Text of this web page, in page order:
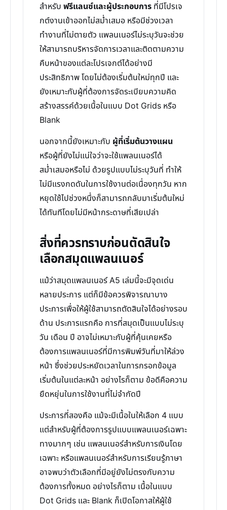
สำหรับ ฟรีแลนซ์และผู้ประกอบการ ที่มีโปรเจ
กต์งานเข้าออกไม่สม่ำเสมอ หรือมีช่วงเวลา
ทำงานที่ไม่ตายตัว แพลนเนอร์ไม่ระบุวันจะช่วย
ให้สามารถบริหารจัดการเวลาและติดตามความ
คืบหน้าของแต่ละโปรเจกต์ได้อย่างมี
ประสิทธิภาพ โดยไม่ต้องเริ่มต้นใหม่ทุกปี และ
ยังเหมาะกับผู้ที่ต้องการจัดระเบียบความคิด
สร้างสรรค์ด้วยเนื้อในแบบ Dot Grids หรือ
Blank
นอกจากนี้ยังเหมาะกับ ผู้ที่เริ่มต้นวางแผน
หรือผู้ที่ยังไม่แน่ใจว่าจะใช้แพลนเนอร์ได้
สม่ำเสมอหรือไม่ ด้วยรูปแบบไม่ระบุวันที่ ทำให้
ไม่มีแรงกดดันในการใช้งานต่อเนื่องทุกวัน หาก
หยุดใช้ไปช่วงหนึ่งก็สามารถกลับมาเริ่มต้นใหม่
ได้ทันทีโดยไม่มีหน้ากระดาษที่เสียเปล่า
สิ่งที่ควรทราบก่อนตัดสินใจ
เลือกสมุดแพลนเนอร์
แม้ว่าสมุดแพลนเนอร์ A5 เล่มนี้จะมีจุดเด่น
หลายประการ แต่ก็มีข้อควรพิจารณาบาง
ประการเพื่อให้ผู้ใช้สามารถตัดสินใจได้อย่างรอบ
ด้าน ประการแรกคือ การที่สมุดเป็นแบบไม่ระบุ
วัน เดือน ปี อาจไม่เหมาะกับผู้ที่คุ้นเคยหรือ
ต้องการแพลนเนอร์ที่มีการพิมพ์วันที่มาให้ล่วง
หน้า ซึ่งช่วยประหยัดเวลาในการกรอกข้อมูล
เริ่มต้นในแต่ละหน้า อย่างไรก็ตาม ข้อดีคือความ
ยืดหยุ่นในการใช้งานที่ไม่จำกัดปี
ประการที่สองคือ แม้จะมีเนื้อในให้เลือก 4 แบบ
แต่สำหรับผู้ที่ต้องการรูปแบบแพลนเนอร์เฉพาะ
ทางมากๆ เช่น แพลนเนอร์สำหรับการเงินโดย
เฉพาะ หรือแพลนเนอร์สำหรับการเรียนรู้ภาษา
อาจพบว่าตัวเลือกที่มีอยู่ยังไม่ตรงกับความ
ต้องการทั้งหมด อย่างไรก็ตาม เนื้อในแบบ
Dot Grids และ Blank ก็เปิดโอกาสให้ผู้ใช้